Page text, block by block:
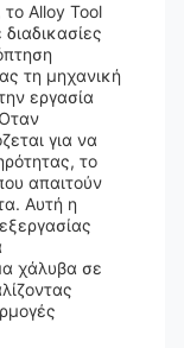
Alloy Tool
τη μηχανική
εργασία
για να
το
απαιτούν
Αυτή η
χάλυβα σε